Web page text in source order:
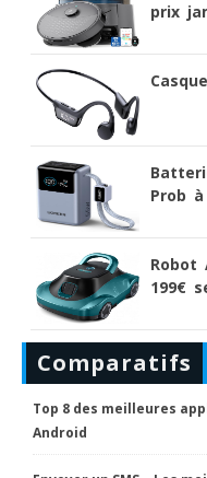
prix
Prob
Robot
199€
Comparatifs
Top 8 des meilleures
Android